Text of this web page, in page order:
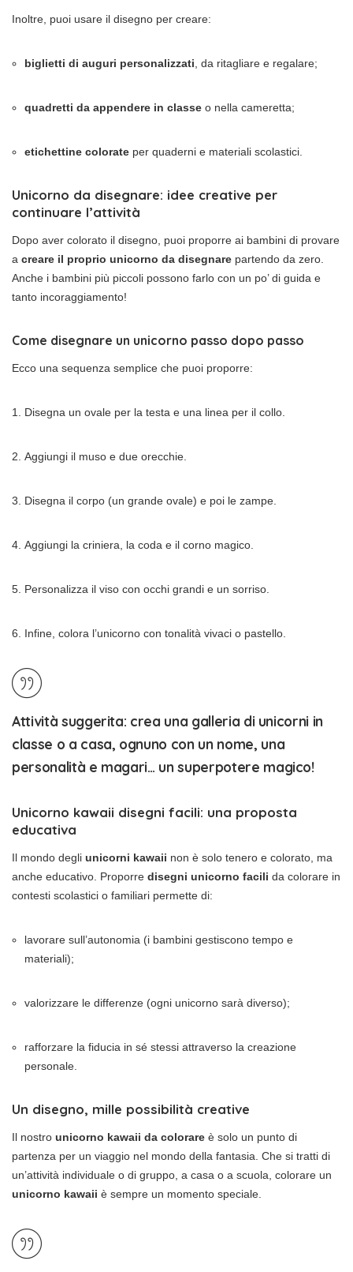
Inoltre, puoi usare il disegno per creare:
biglietti di auguri personalizzati , da ritagliare e regalare;
quadretti da appendere in classe o nella cameretta;
etichettine colorate per quaderni e materiali scolastici.
Unicorno da disegnare: idee creative per
continuare l’attività
Dopo aver colorato il disegno, puoi proporre ai bambini di provare
a creare il proprio unicorno da disegnare partendo da zero.
Anche i bambini più piccoli possono farlo con un po’ di guida e
tanto incoraggiamento!
Come disegnare un unicorno passo dopo passo
Ecco una sequenza semplice che puoi proporre:
Disegna un ovale per la testa e una linea per il collo.
Aggiungi il muso e due orecchie.
Disegna il corpo (un grande ovale) e poi le zampe.
Aggiungi la criniera, la coda e il corno magico.
Personalizza il viso con occhi grandi e un sorriso.
Infine, colora l’unicorno con tonalità vivaci o pastello.
Attività suggerita: crea una galleria di unicorni in
classe o a casa, ognuno con un nome, una
personalità e magari… un superpotere magico!
Unicorno kawaii disegni facili: una proposta
educativa
Il mondo degli unicorni kawaii non è solo tenero e colorato, ma
anche educativo. Proporre disegni unicorno facili da colorare in
contesti scolastici o familiari permette di:
lavorare sull’autonomia (i bambini gestiscono tempo e
materiali);
valorizzare le differenze (ogni unicorno sarà diverso);
rafforzare la fiducia in sé stessi attraverso la creazione
personale.
Un disegno, mille possibilità creative
Il nostro unicorno kawaii da colorare è solo un punto di
partenza per un viaggio nel mondo della fantasia. Che si tratti di
un’attività individuale o di gruppo, a casa o a scuola, colorare un
unicorno kawaii è sempre un momento speciale.